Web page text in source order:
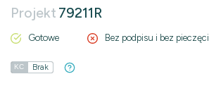
Projekt 79211R
Gotowe Bez podpisu i bez pieczęci
KC Brak